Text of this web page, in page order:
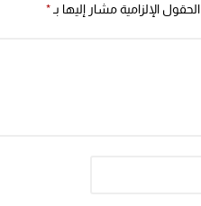
الحقول الإلزامية مشار إليها بـ *